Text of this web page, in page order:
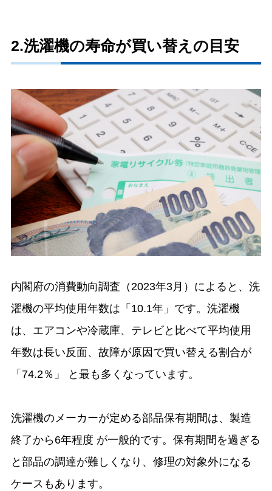
2.洗濯機の寿命が買い替えの目安
内閣府の消費動向調査（2023年3月）によると、洗
濯機の平均使用年数は「10.1年」です。洗濯機
は、エアコンや冷蔵庫、テレビと比べて平均使用
年数は長い反面、故障が原因で買い替える割合が
「74.2％」 と最も多くなっています。
洗濯機のメーカーが定める部品保有期間は、製造
終了から6年程度 が一般的です。保有期間を過ぎる
と部品の調達が難しくなり、修理の対象外になる
ケースもあります。